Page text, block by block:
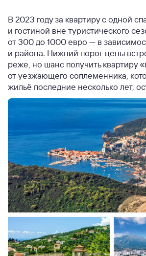
В 2023 году за квартиру с одной
и гостиной вне туристического
от 300 до 1000 евро — в
и района. Нижний порог цены
реже, но шанс получить квартиру
от уезжающего соплеменника,
жильё последние несколько лет,